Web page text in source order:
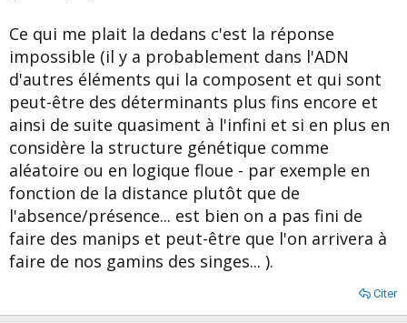
Ce qui me plait la dedans c'est la réponse
impossible (il y a probablement dans l'ADN
d'autres éléments qui la composent et qui sont
peut-être des déterminants plus fins encore et
ainsi de suite quasiment à l'infini et si en plus en
considère la structure génétique comme
aléatoire ou en logique floue - par exemple en
fonction de la distance plutôt que de
l'absence/présence... est bien on a pas fini de
faire des manips et peut-être que l'on arrivera à
faire de nos gamins des singes... ).
Citer